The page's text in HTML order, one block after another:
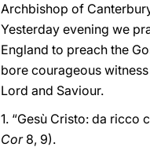
Archbishop of
Yesterday evening we
England to preach the
bore courageous
Lord and Saviour.
1. “Gesù Cristo: da
Cor8, 9).